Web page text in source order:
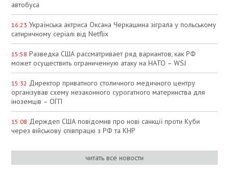
автобуса
16:23 Українська актриса Оксана Черкашина зіграла у польському
сатиричному серіалі від Netflix
15:58 Разведка США рассматривает ряд вариантов, как РФ
может осуществить ограниченную атаку на НАТО – WSJ
15:32 Директор приватного столичного медичного центру
організував схему незаконного сурогатного материнства для
іноземців – ОГП
15:08 Держдеп США повідомив про нові санкції проти Куби
через військову співпрацю з РФ та КНР
читать все новости